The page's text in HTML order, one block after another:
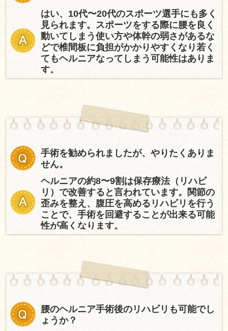
はい、10代〜20代のスポーツ選手にも多く
見られます。スポーツをする際に腰を良く
動いてしまう使い方や体幹の弱さがあるな
どで椎間板に負担がかかりやすくなり若く
てもヘルニアなってしまう可能性はありま
す。
手術を勧められましたが、やりたくありま
せん。
ヘルニアの約8〜9割は保存療法（リハビ
リ）で改善すると言われています。関節の
歪みを整え、腹圧を高めるリハビリを行う
ことで、手術を回避することが出来る可能
性が高くなります。
腰のヘルニア手術後のリハビリも可能でし
ょうか？